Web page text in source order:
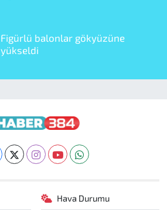
Figürlü balonlar gökyüzüne
yükseldi
Hava Durumu